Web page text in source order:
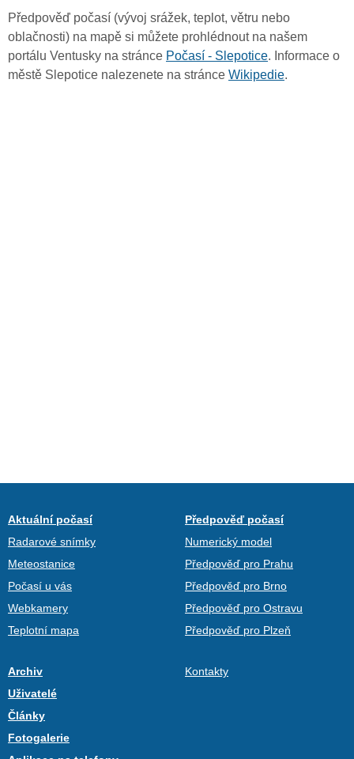
Předpověď počasí (vývoj srážek, teplot, větru nebo
oblačnosti) na mapě si můžete prohlédnout na našem
portálu Ventusky na stránce Počasí - Slepotice. Informace o
městě Slepotice nalezenete na stránce Wikipedie.
Aktuální počasí
Radarové snímky
Meteostanice
Počasí u vás
Webkamery
Teplotní mapa
Předpověď počasí
Numerický model
Předpověď pro Prahu
Předpověď pro Brno
Předpověď pro Ostravu
Předpověď pro Plzeň
Archiv
Uživatelé
Články
Fotogalerie
Kontakty